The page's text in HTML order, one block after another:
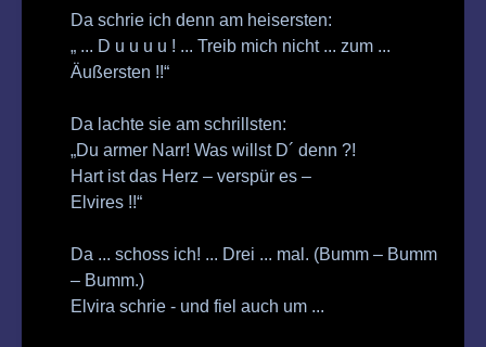
Da schrie ich denn am heisersten:
„ ... D u u u u ! ... Treib mich nicht ... zum ...
Äußersten !!“
Da lachte sie am schrillsten:
„Du armer Narr! Was willst D´ denn ?!
Hart ist das Herz – verspür es –
Elvires !!“
Da ... schoss ich! ... Drei ... mal. (Bumm – Bumm
– Bumm.)
Elvira schrie - und fiel auch um ...